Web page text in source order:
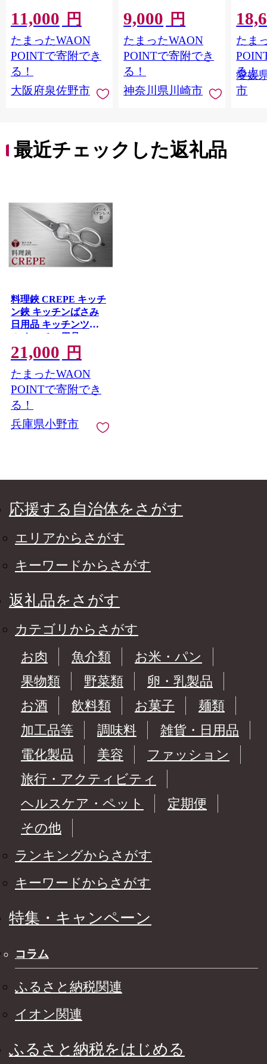
昇 まとめ買い 日用品
常備品 てぃっしゅ 備
蓄 防災 箱なし】
010B1754
11,000 円
たまったWAON
POINTで寄附でき
る！
大阪府泉佐野市
FSCリサイクルロール
長巻タイプ 再生紙
100％ 日用品 消耗品
防災 備蓄 トイレット
ペーパー トイレ 神奈
川県 川崎市 トイレッ
トペーパー 新生活 生
便利 サステナブル エ
コ トイレットペーパ
9,000 円
たまったWAON
POINTで寄附でき
る！
神奈川県川崎市
（シ
× 6パ
品 新
媛県
たま
る！
愛媛
市
最近チェックした返礼品
料理鋏 CREPE キッチ
ン鋏 キッチンばさみ
日用品 キッチンツー
ル キッチン用品
21,000 円
たまったWAON
POINTで寄附でき
る！
兵庫県小野市
応援する自治体をさがす
エリアからさがす
キーワードからさがす
返礼品をさがす
カテゴリからさがす
お肉
魚介類
お米・パン
果物類
野菜類
卵・乳製品
お酒
飲料類 お菓子
麺類
加工品等
調味料
雑貨・日用品
電化製品
美容
ファッション
旅行・アクティビティ
ヘルスケア・ペット
定期便
その他
ランキングからさがす
キーワードからさがす
特集・キャンペーン
コラム
ふるさと納税関連
イオン関連
ふるさと納税をはじめる